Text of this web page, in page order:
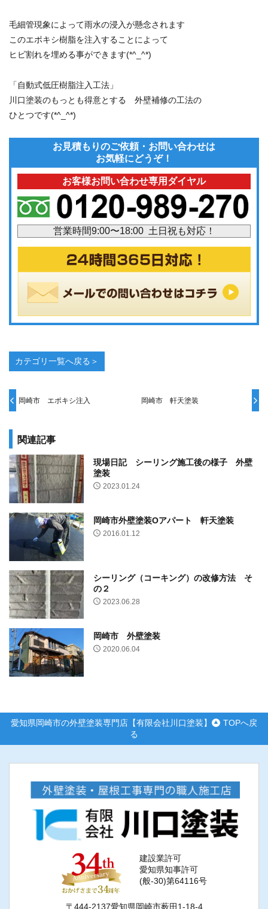
毛細管現象によって雨水の浸入が懸念されます
このエポキシ樹脂を注入することによって
ヒビ割れを埋める事ができます(*^_^*)
「自動式低圧樹脂注入工法」
川口塗装のもっとも得意とする 外壁補修の工法の
ひとつです(*^_^*)
お見積もりのご依頼・お問い合わせは
お気軽にどうぞ！
お客様お問い合わせ専用ダイヤル
営業時間9:00〜18:00 土日祝も対応！
カテゴリ一覧へ戻る＞
岡崎市 エポキシ注入 岡崎市 軒天塗装
関連記事
現場日記 シーリング施工後の様子 外壁
塗装
2023.01.24
岡崎市外壁塗装Oアパート 軒天塗装
2016.01.12
シーリング（コーキング）の改修方法 そ
の２
2023.06.28
岡崎市 外壁塗装
2020.06.04
愛知県岡崎市の外壁塗装専門店【有限会社川口塗装】
TOPへ戻
る
建設業許可
愛知県知事許可
(般-30)第64116号
〒444-2137愛知県岡崎市薮田1-18-4